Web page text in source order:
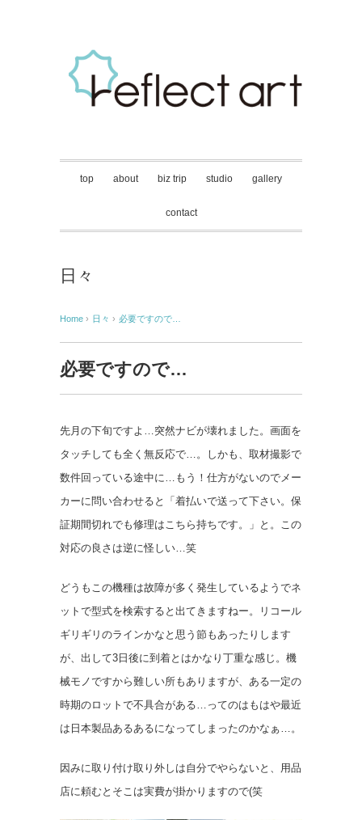
top about biz trip studio gallery
contact
日々
Home › 日々 › 必要ですので…
必要ですので…
先月の下旬ですよ…突然ナビが壊れました。画面を
タッチしても全く無反応で…。しかも、取材撮影で
数件回っている途中に…もう！ 仕方がないのでメー
カーに問い合わせると「着払いで送って下さい。保
証期間切れでも修理はこちら持ちです。」と。この
対応の良さは逆に怪しい…笑
どうもこの機種は故障が多く発生しているようでネ
ットで型式を検索すると出てきますねー。リコール
ギリギリのラインかなと思う節もあったりします
が、出して3日後に到着とはかなり丁重な感じ。機
械モノですから難しい所もありますが、ある一定の
時期のロットで不具合がある…ってのはもはや最近
は日本製品あるあるになってしまったのかなぁ…。
因みに取り付け取り外しは自分でやらないと、用品
店に頼むとそこは実費が掛かりますので(笑